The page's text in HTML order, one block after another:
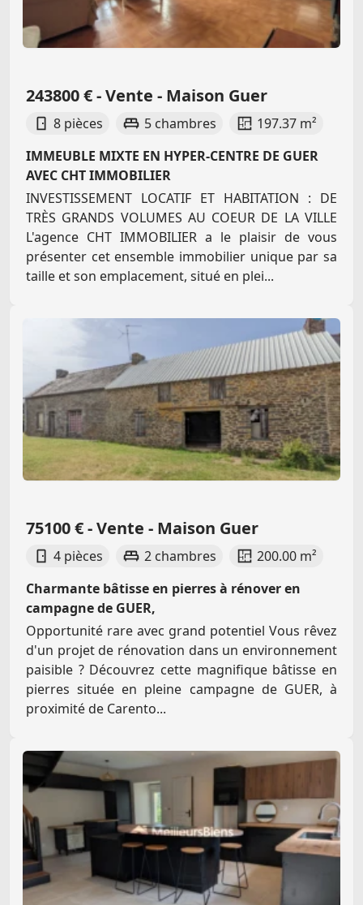
243800 € - Vente - Maison Guer
8 pièces 5 chambres
197.37 m²
IMMEUBLE MIXTE EN HYPER-CENTRE DE GUER
AVEC CHT IMMOBILIER
INVESTISSEMENT LOCATIF ET HABITATION : DE
TRÈS GRANDS VOLUMES AU COEUR DE LA VILLE
L'agence CHT IMMOBILIER a le plaisir de vous
présenter cet ensemble immobilier unique par sa
taille et son emplacement, situé en plei...
75100 € - Vente - Maison Guer
4 pièces 2 chambres
200.00 m²
Charmante bâtisse en pierres à rénover en
campagne de GUER,
Opportunité rare avec grand potentiel Vous rêvez
d'un projet de rénovation dans un environnement
paisible ? Découvrez cette magnifique bâtisse en
pierres située en pleine campagne de GUER, à
proximité de Carento...